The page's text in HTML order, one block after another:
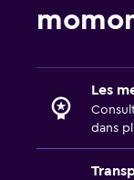
Les
dans